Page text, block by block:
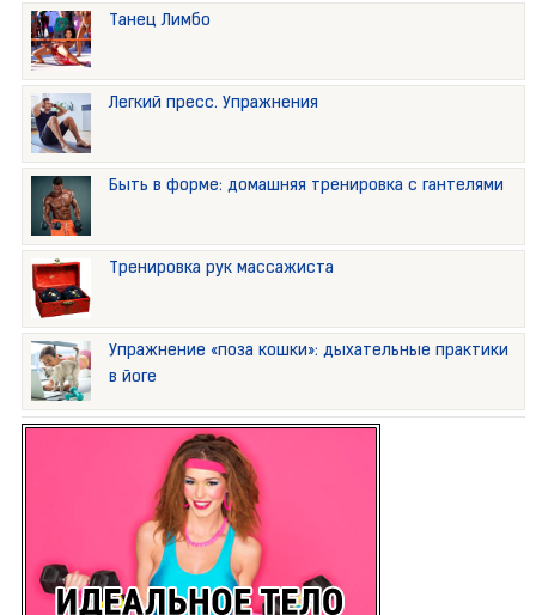
Танец Лимбо
Легкий пресс. Упражнения
Быть в форме: домашняя тренировка с гантелями
Тренировка рук массажиста
Упражнение «поза кошки»: дыхательные практики
в йоге